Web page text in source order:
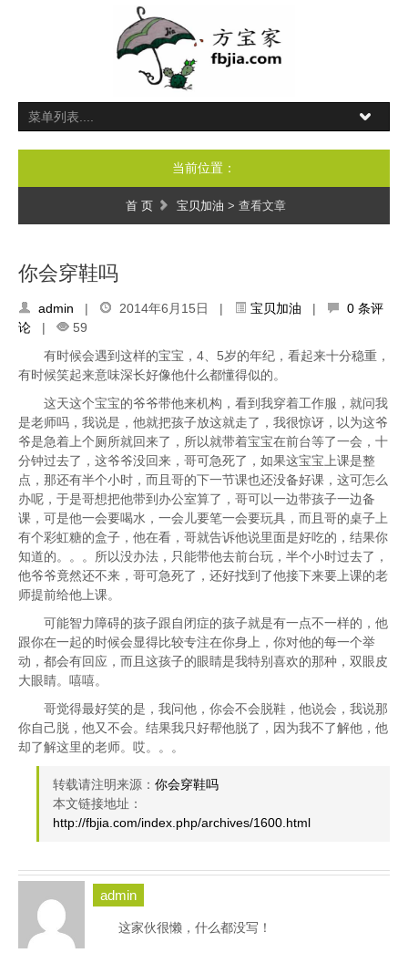
当前位置：
首 页 宝贝加油 > 查看文章
你会穿鞋吗
admin | 2014年6月15日 | 宝贝加油 |
0 条评
论 |
59
有时候会遇到这样的宝宝，4、5岁的年纪，看起来十分稳重，
有时候笑起来意味深长好像他什么都懂得似的。
这天这个宝宝的爷爷带他来机构，看到我穿着工作服，就问我
是老师吗，我说是，他就把孩子放这就走了，我很惊讶，以为这爷
爷是急着上个厕所就回来了，所以就带着宝宝在前台等了一会，十
分钟过去了，这爷爷没回来，哥可急死了，如果这宝宝上课是整
点，那还有半个小时，而且哥的下一节课也还没备好课，这可怎么
办呢，于是哥想把他带到办公室算了，哥可以一边带孩子一边备
课，可是他一会要喝水，一会儿要笔一会要玩具，而且哥的桌子上
有个彩虹糖的盒子，他在看，哥就告诉他说里面是好吃的，结果你
知道的。。。所以没办法，只能带他去前台玩，半个小时过去了，
他爷爷竟然还不来，哥可急死了，还好找到了他接下来要上课的老
师提前给他上课。
可能智力障碍的孩子跟自闭症的孩子就是有一点不一样的，他
跟你在一起的时候会显得比较专注在你身上，你对他的每一个举
动，都会有回应，而且这孩子的眼睛是我特别喜欢的那种，双眼皮
大眼睛。嘻嘻。
哥觉得最好笑的是，我问他，你会不会脱鞋，他说会，我说那
你自己脱，他又不会。结果我只好帮他脱了，因为我不了解他，他
却了解这里的老师。哎。。。
转载请注明来源： 你会穿鞋吗
本文链接地址：
http://fbjia.com/index.php/archives/1600.html
admin
这家伙很懒，什么都没写！